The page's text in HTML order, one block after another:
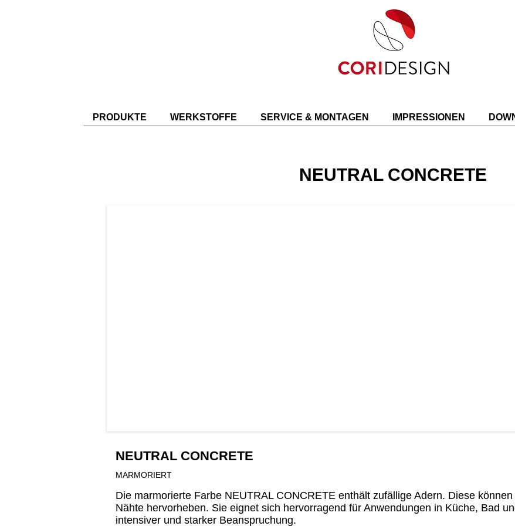
PRODUKTE WERKSTOFFE SERVICE & MONTAGEN IMPRESSIONEN
NEUTRAL CONCRETE
NEUTRAL CONCRETE
MARMORIERT
Die marmorierte Farbe NEUTRAL CONCRETE enthält zufällige Adern. Diese
Nähte hervorheben. Sie eignet sich hervorragend für Anwendungen in Küche, Bad
intensiver und starker Beanspruchung.